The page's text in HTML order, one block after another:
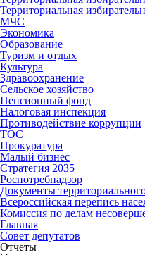
Территориальная
МЧС
Экономика
Образование
Туризм и отдых
Культура
Здравоохранение
Сельское хозяйство
Пенсионный фонд
Налоговая инспекция
Противодействие коррупции
ТОС
Прокуратура
Малый бизнес
Стратегия 2035
Роспотребнадзор
Документы
Всероссийская перепись
Комиссия по делам
Главная
Совет депутатов
Отчеты